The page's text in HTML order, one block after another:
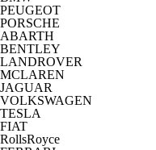
PEUGEOT
PORSCHE
ABARTH
BENTLEY
LANDROVER
MCLAREN
JAGUAR
VOLKSWAGEN
TESLA
FIAT
RollsRoyce